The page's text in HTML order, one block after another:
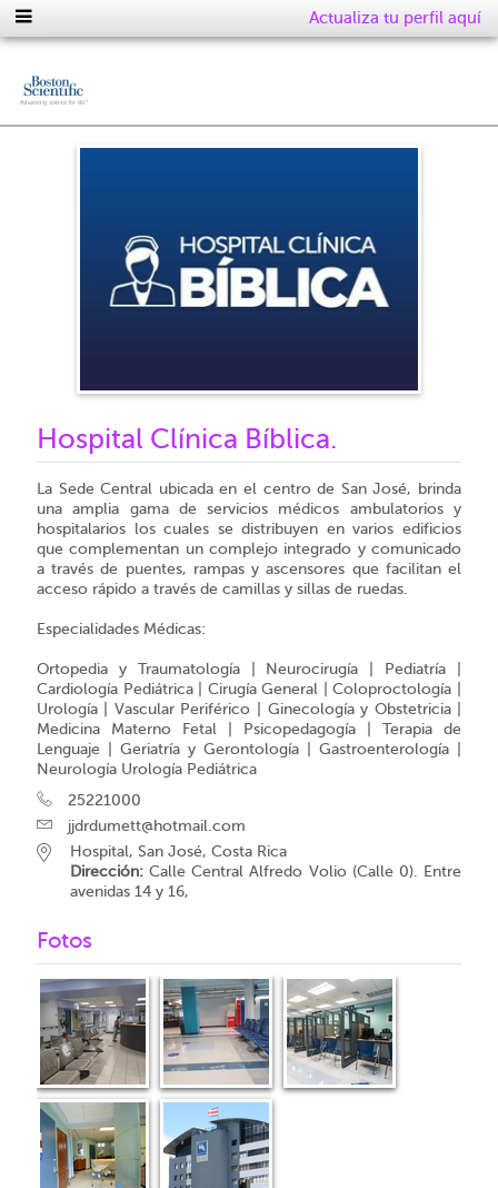
Actualiza tu perfil aquí
Hospital Clínica Bíblica.
La Sede Central ubicada en el centro de San José, brinda
una amplia gama de servicios médicos ambulatorios y
hospitalarios los cuales se distribuyen en varios edificios
que complementan un complejo integrado y comunicado
a través de puentes, rampas y ascensores que facilitan el
acceso rápido a través de camillas y sillas de ruedas.
Especialidades Médicas:
Ortopedia y Traumatología | Neurocirugía | Pediatría |
Cardiología Pediátrica | Cirugía General | Coloproctología |
Urología | Vascular Periférico | Ginecología y Obstetricia |
Medicina Materno Fetal | Psicopedagogía | Terapia de
Lenguaje | Geriatría y Gerontología | Gastroenterología |
Neurología Urología Pediátrica
25221000
jjdrdumett@hotmail.com
Hospital, San José, Costa Rica
Dirección: Calle Central Alfredo Volio (Calle 0). Entre
avenidas 14 y 16,
Fotos